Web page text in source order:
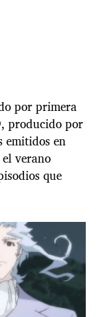
por primera
producido por
emitidos en
verano
que